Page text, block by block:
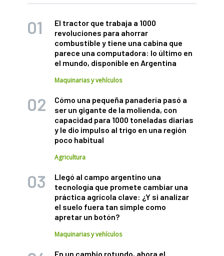
El tractor que trabaja a 1000
revoluciones para ahorrar
combustible y tiene una cabina que
parece una computadora: lo último en
el mundo, disponible en Argentina
Maquinarias y vehículos
Cómo una pequeña panadería pasó a
ser un gigante de la molienda, con
capacidad para 1000 toneladas diarias
y le dio impulso al trigo en una región
poco habitual
Agricultura
Llegó al campo argentino una
tecnología que promete cambiar una
práctica agrícola clave: ¿Y si analizar
el suelo fuera tan simple como
apretar un botón?
Maquinarias y vehículos
En un cambio rotundo, ahora el